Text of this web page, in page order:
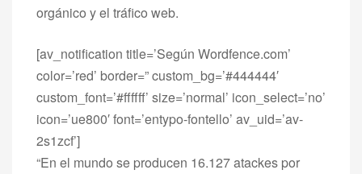
orgánico y el tráfico web.
[av_notification title=’Según Wordfence.com’
color=’red’ border=” custom_bg=’#444444′
custom_font=’#ffffff’ size=’normal’ icon_select=’no’
icon=’ue800′ font=’entypo-fontello’ av_uid=’av-
2s1zcf’]
“En el mundo se producen 16.127 atackes por